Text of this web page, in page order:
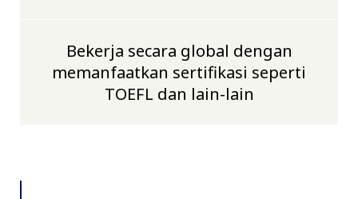
Bekerja secara global dengan
memanfaatkan sertifikasi seperti
TOEFL dan lain-lain